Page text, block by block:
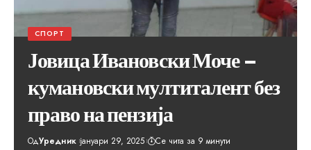
СПОРТ
Јовица Ивановски Моче –
кумановски мултиталент без
право на пензија
ОдУредник јануари 29, 2025 Се чита за 9 минути